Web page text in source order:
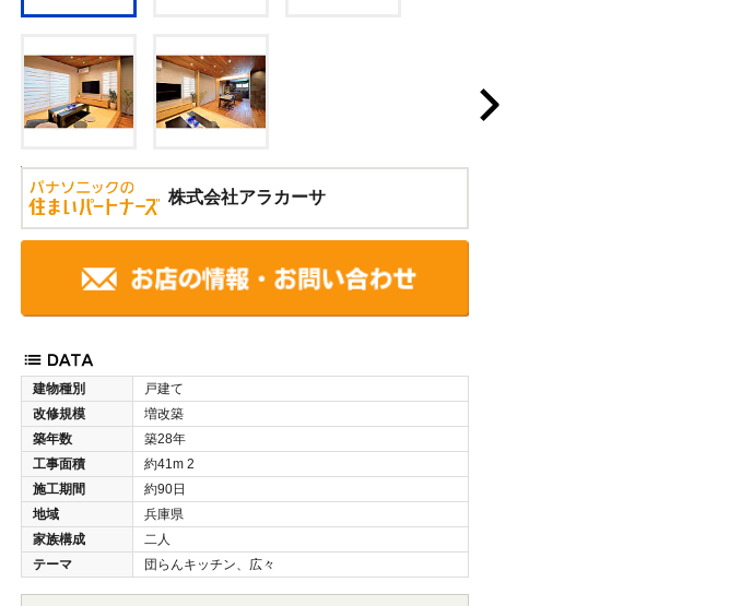
株式会社アラカーサ
建物種別
戸建て
改修規模
増改築
築年数
築28年
工事面積
約41m 2
施工期間
約90日
地域
兵庫県
家族構成
二人
テーマ
団らんキッチン、広々